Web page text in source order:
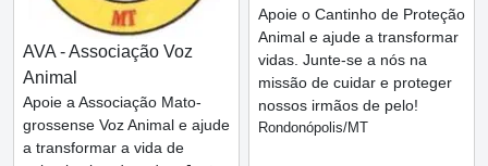
AVA - Associação Voz
Animal
Apoie a Associação Mato-
grossense Voz Animal e ajude
a transformar a vida de
Apoie o Cantinho de Proteção
Animal e ajude a transformar
vidas. Junte-se a nós na
missão de cuidar e proteger
nossos irmãos de pelo!
Rondonópolis/MT